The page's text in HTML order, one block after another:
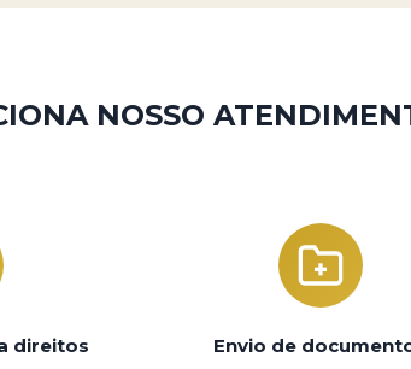
NOSSO
direitos Envio de